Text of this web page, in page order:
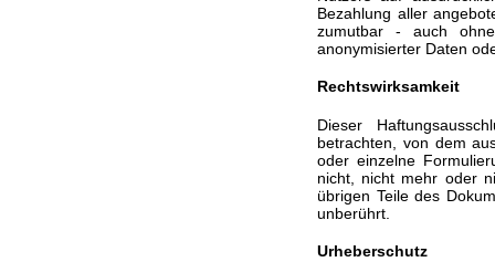
Bezahlung aller
zumutbar - auch
anonymisierter Daten
Rechtswirksamkeit
Dieser
betrachten, von dem
oder einzelne
nicht, nicht mehr oder
übrigen Teile des
unberührt.
Urheberschutz